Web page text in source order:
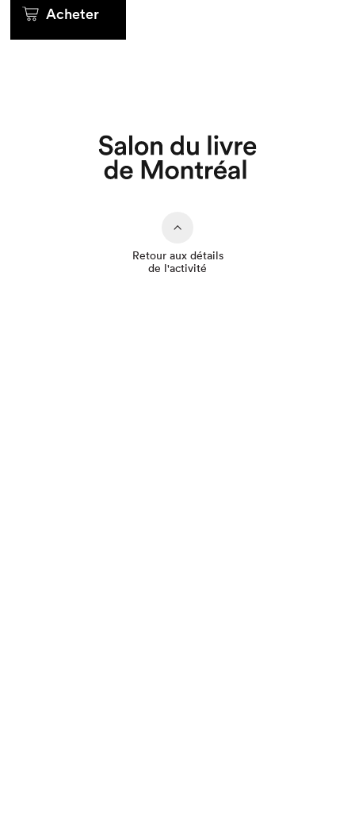
Que cherchez-vous?
Acheter
Retour aux détails
de l'activité